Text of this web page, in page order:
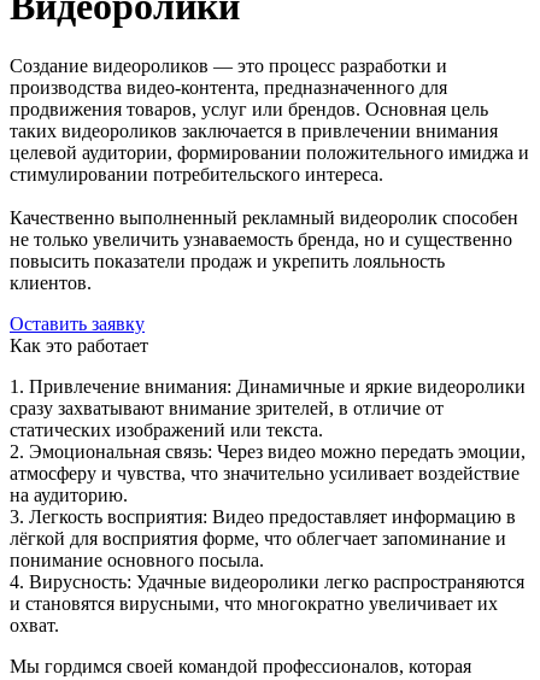
Создание видеороликов — это процесс разработки и
производства видео-контента, предназначенного для
продвижения товаров, услуг или брендов. Основная цель
таких видеороликов заключается в привлечении внимания
целевой аудитории, формировании положительного имиджа и
стимулировании потребительского интереса.
Качественно выполненный рекламный видеоролик способен
не только увеличить узнаваемость бренда, но и существенно
повысить показатели продаж и укрепить лояльность
клиентов.
Оставить заявку
Как это работает
1. Привлечение внимания: Динамичные и яркие видеоролики
сразу захватывают внимание зрителей, в отличие от
статических изображений или текста.
2. Эмоциональная связь: Через видео можно передать эмоции,
атмосферу и чувства, что значительно усиливает воздействие
на аудиторию.
3. Легкость восприятия: Видео предоставляет информацию в
лёгкой для восприятия форме, что облегчает запоминание и
понимание основного посыла.
4. Вирусность: Удачные видеоролики легко распространяются
и становятся вирусными, что многократно увеличивает их
охват.
Мы гордимся своей командой профессионалов, которая